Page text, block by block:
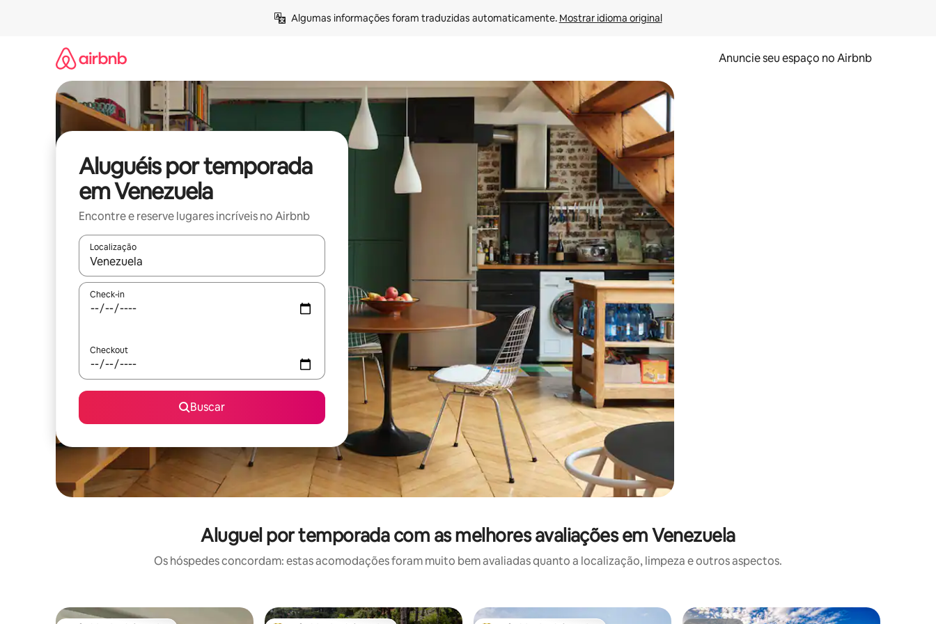
Algumas informações foram traduzidas automaticamente. Mostrar idioma original
Anuncie seu espaço no Airbnb
Aluguéis por temporada
em Venezuela
Encontre e reserve lugares incríveis no Airbnb
Localização
Quando os resultados estiverem disponíveis, explore-os usando as seta para cima e para baixo do teclado ou tocando e deslizando o dedo na tela.
Check-in
Checkout
Buscar
Aluguel por temporada com as melhores avaliações em Venezuela
Os hóspedes concordam: estas acomodações foram muito bem avaliadas quanto a localização, limpeza e outros aspectos.